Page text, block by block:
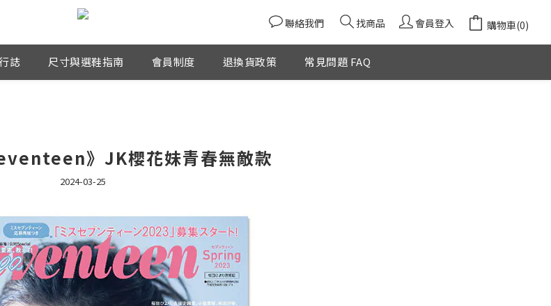
聯絡我們 找商品 會員登入 購物車(0)
誌 尺寸與選鞋指南 會員制度 退換貨政策 常見問題 FAQ
》JK櫻花妹青春無敵款
2024-03-25